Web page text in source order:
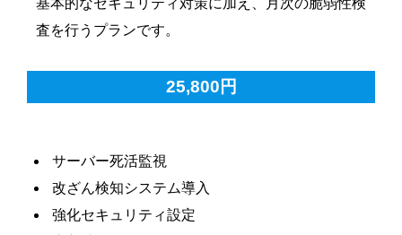
査を行うプランです。
25,800円
サーバー死活監視
改ざん検知システム導入
強化セキュリティ設定